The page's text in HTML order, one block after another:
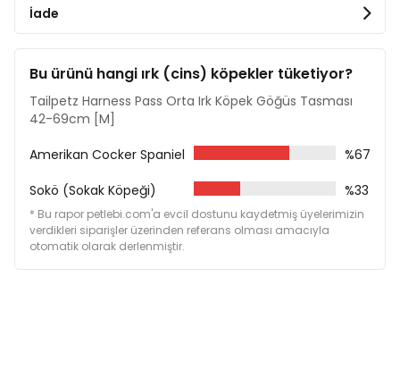
İade
Bu ürünü hangi ırk (cins) köpekler tüketiyor?
Tailpetz Harness Pass Orta Irk Köpek Göğüs Tasması
42-69cm [M]
Amerikan Cocker Spaniel
%67
Sokö (Sokak Köpeği)
%33
* Bu rapor petlebi.com'a evcil dostunu kaydetmiş üyelerimizin
verdikleri siparişler üzerinden referans olması amacıyla
otomatik olarak derlenmiştir.